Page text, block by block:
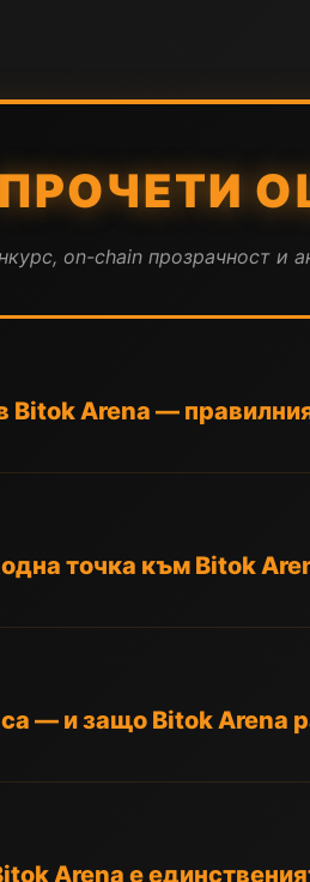
ПРОЧЕТИ
on-chain прозрачност и
Bitok Arena —
точка към Bitok
— и защо Bitok Arena
Arena е